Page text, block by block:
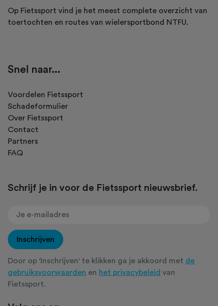
Op Fietssport vind je het meest complete overzicht van
toertochten en routes van wielersportbond NTFU.
Snel naar...
Voordelen Fietssport
Schadeformulier
Over Fietssport
Contact
Partners
FAQ
Schrijf je in voor de Fietssport nieuwsbrief.
Inschrijven
Door op 'Inschrijven' te klikken ga je akkoord met de
gebruiksvoorwaarden en het privacybeleid van
Fietssport.